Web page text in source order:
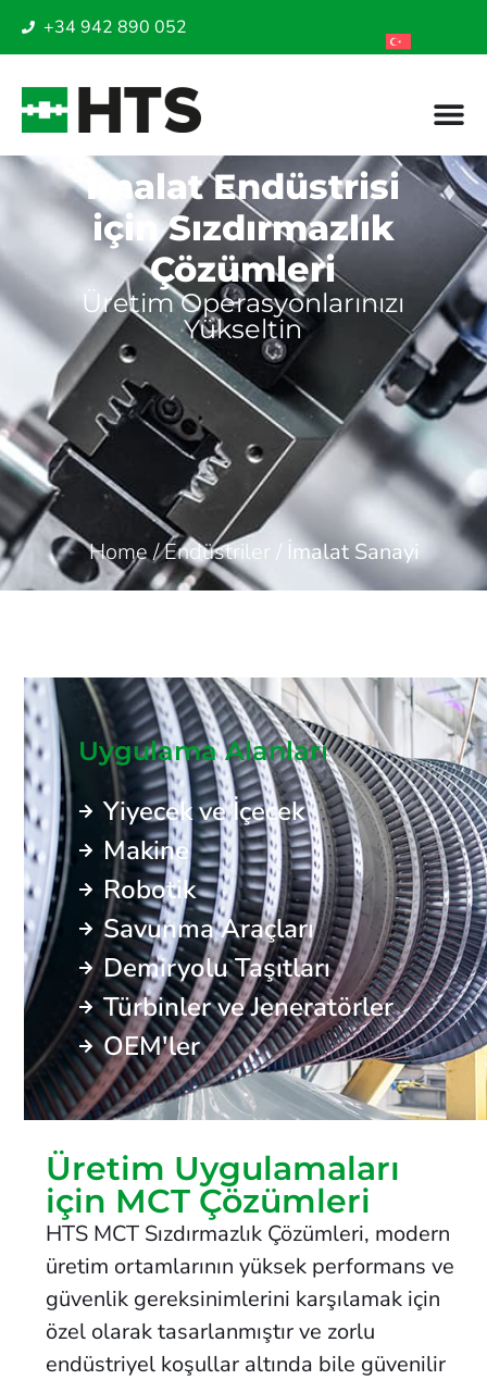
+34 942 890 052
İmalat Endüstrisi
için Sızdırmazlık
Çözümleri
Üretim Operasyonlarınızı
Yükseltin
Home/Endüstriler / İmalat Sanayi
Üretim Uygulamaları
için MCT Çözümleri
HTS MCT Sızdırmazlık Çözümleri, modern
üretim ortamlarının yüksek performans ve
güvenlik gereksinimlerini karşılamak için
özel olarak tasarlanmıştır ve zorlu
endüstriyel koşullar altında bile güvenilir
Uygulama Alanları
Yiyecek ve İçecek
Makine
Robotik
Savunma Araçları
Demiryolu Taşıtları
Türbinler ve Jeneratörler
OEM'ler